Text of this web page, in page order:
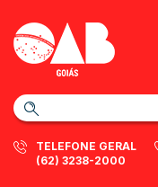
TELEFONE GERAL
(62) 3238-2000